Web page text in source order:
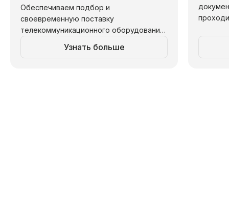
Обеспечиваем подбор и
своевременную поставку
телекоммуникационного оборудования
проекта и бюджетом.
Узнать больше